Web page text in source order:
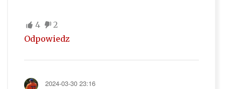
4
2
Odpowiedz
2024-03-30 23:16